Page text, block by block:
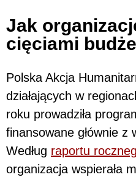
Jak
cięciami
Polska Akcja
działających w
roku prowadziła
finansowane głównie z
Według raportu
organizacja wspierała